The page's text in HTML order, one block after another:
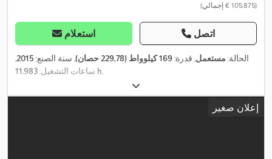
(‏105.875 € إجمالي)
استعلام اتصل
الحالة: مستعمل, قدرة:169 كيلوواط (229,78 حصان) , سنة الصنع: 2015
,
ساعات التشغيل: 11.983 h,
إعلان صغير